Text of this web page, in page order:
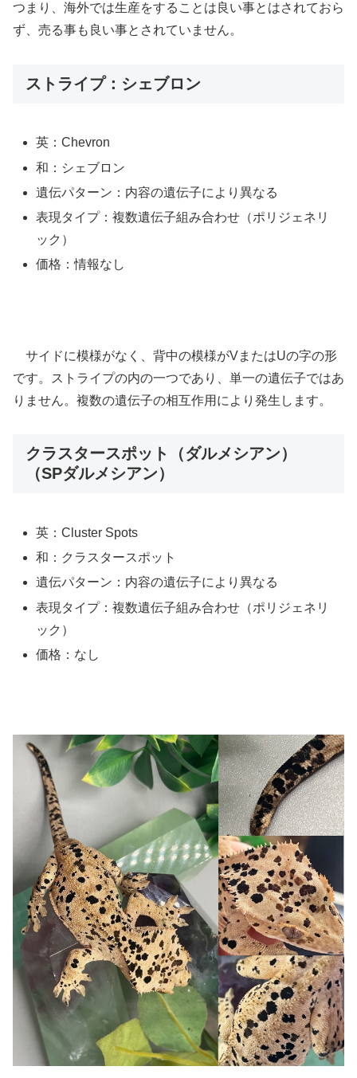
つまり、海外では生産をすることは良い事とはされておら
ず、売る事も良い事とされていません。
ストライプ：シェブロン
英：Chevron
和：シェブロン
遺伝パターン：内容の遺伝子により異なる
表現タイプ：複数遺伝子組み合わせ（ポリジェネリ
ック）
価格：情報なし
サイドに模様がなく、背中の模様がVまたはUの字の形
です。ストライプの内の一つであり、単一の遺伝子ではあ
りません。複数の遺伝子の相互作用により発生します。
クラスタースポット（ダルメシアン）
（SPダルメシアン）
英：Cluster Spots
和：クラスタースポット
遺伝パターン：内容の遺伝子により異なる
表現タイプ：複数遺伝子組み合わせ（ポリジェネリ
ック）
価格：なし